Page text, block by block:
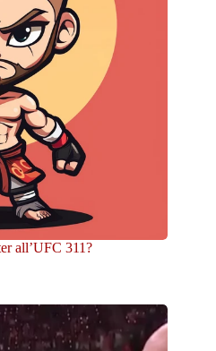
all’UFC 311?